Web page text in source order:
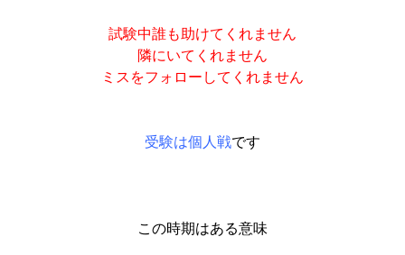
試験中誰も助けてくれません
隣にいてくれません
ミスをフォローしてくれません
受験は個人戦です
この時期はある意味